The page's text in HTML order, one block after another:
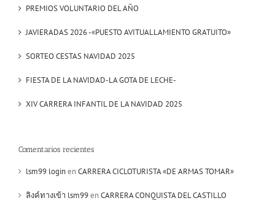
PREMIOS VOLUNTARIO DEL AÑO
JAVIERADAS 2026 -«PUESTO AVITUALLAMIENTO GRATUITO»
SORTEO CESTAS NAVIDAD 2025
FIESTA DE LA NAVIDAD-LA GOTA DE LECHE-
XIV CARRERA INFANTIL DE LA NAVIDAD 2025
Comentarios recientes
lsm99 loginenCARRERA CICLOTURISTA «DE ARMAS TOMAR»
ลิงค์ทางเข้า lsm99enCARRERA CONQUISTA DEL CASTILLO